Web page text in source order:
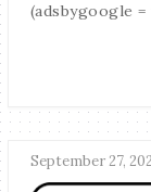
(adsbygoogle
September 27,